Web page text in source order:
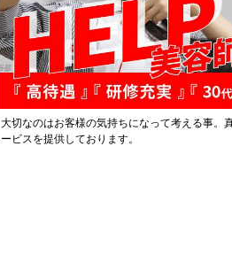
大切なのはお客様の気持ちになって考える事。
ービスを提供しております。